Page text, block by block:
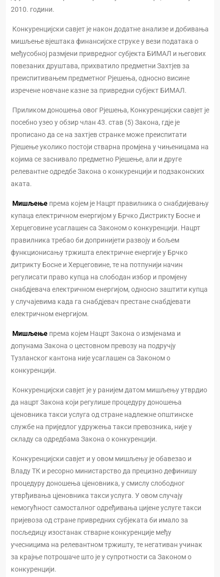
2010. години.
Конкуренцијски савјет је након додатне анализе и добивања
мишљење вјештака финансијске струке у вези података о
међусобној размјени привредног субјекта БИМАЛ и његових
повезаних друштава, прихватило предметни Захтјев за
преиспитивањем предметног Рјешења, односно висине
изречене новчане казне за привредни субјект БИМАЛ.
Приликом доношења овог Рјешења, Конкуренцијски савјет је
посебно узео у обзир члан 43. став (5) Закона, гдје је
прописано да се на захтјев странке може преиспитати
Рјешење уколико постоји стварна промјена у чињеницама на
којима се заснивало предметно Рјешење, али и друге
релевантне одредбе Закона о конкуренцији и подзаконских
аката.
Мишљење према којем је Нацрт правилника о снабдијевању
купаца електричном енергијом у Брчко Дистрикту Босне и
Херцеговине усаглашен са Законом о конкуренцији. Нацрт
правилника требао би допринијети развоју и бољем
функционисању тржишта електричне енергије у Брчко
дитрикту Босне и Херцеговине, те на потпунији начин
регулисати право купца на слободан избор и промјену
снабдјевача електричном енергијом, односно заштити купца
у случајевима када га снабдјевач престане снабдјевати
електричном енергијом.
Мишљење према којем Нацрт Закона о измјенама и
допунама Закона о цестовном превозу на подручју
Тузланског кантона није усаглашен са Законом о
конкуренцији.
Конкуренцијски савјет је у ранијем датом мишљењу утврдио
да нацрт Закона који регулише процедуру доношења
цјеновника такси услуга од стране надлежне општинске
службе на приједлог удружења такси превозника, није у
складу са одредбама Закона о конкуренцији.
Конкуренцијски савјет и у овом мишљењу је обавезао и
Владу ТК и ресорно министарство да прецизно дефинишу
процедуру доношења цјеновника, у смислу слободног
утврђивања цјеновника такси услуга. У овом случају
немогућност самосталног одређивања цијене услуге такси
пријевоза од стране привредних субјеката би имало за
посљедицу изостанак стварне конкуренције међу
учесницима на релевантном тржишту, те негативан учинак
за крајње потрошаче што је у супротности са Законом о
конкуренцији.